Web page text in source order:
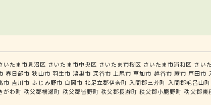
いたま市見沼区 さいたま市中央区 さいたま市桜区 さいたま市浦和区 さい
春日部市 狭山市 羽生市 鴻巣市 深谷市 上尾市 草加市 越谷市 蕨市 戸田市
市 吉川市 ふじみ野市 白岡市 北足立郡伊奈町 入間郡三芳町 入間郡毛呂山町
がわ町 秩父郡横瀬町 秩父郡皆野町 秩父郡長瀞町 秩父郡小鹿野町 秩父郡東